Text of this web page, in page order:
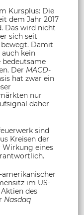
Kursplus: Die
dem Jahr 2017
Das wird nicht
sich seit
Damit
kein
Der MACD-
hat zwar ein
nur
daher
sind
Kreisen der
Wirkung eines
amerikanischer
im US-
des
Nasdaq